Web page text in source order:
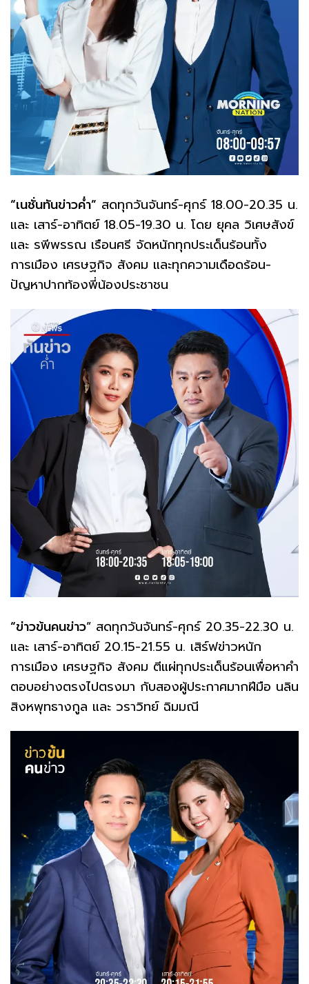
“เนชั่นทันข่าวค่ำ” สดทุกวันจันทร์-ศุกร์ 18.00-20.35 น.
และ เสาร์-อาทิตย์ 18.05-19.30 น. โดย ยุคล วิเศษสังข์
และ รพีพรรณ เรือนศรี จัดหนักทุกประเด็นร้อนทั้ง
การเมือง เศรษฐกิจ สังคม และทุกความเดือดร้อน-
ปัญหาปากท้องพี่น้องประชาชน
“ข่าวข้นคนข่าว” สดทุกวันจันทร์-ศุกร์ 20.35-22.30 น.
และ เสาร์-อาทิตย์ 20.15-21.55 น. เสิร์ฟข่าวหนัก
การเมือง เศรษฐกิจ สังคม ตีแผ่ทุกประเด็นร้อนเพื่อหาคำ
ตอบอย่างตรงไปตรงมา กับสองผู้ประกาศมากฝีมือ นลิน
สิงหพุทธางกูล และ วราวิทย์ ฉิมมณี